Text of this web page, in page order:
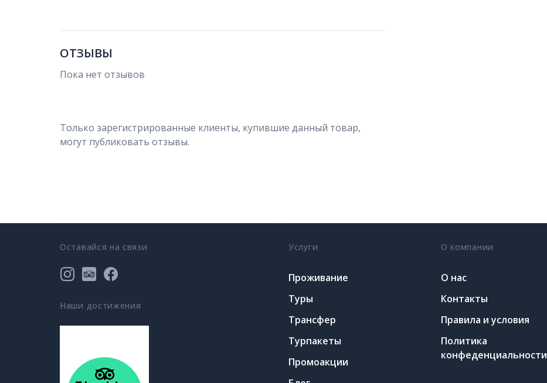
ОТЗЫВЫ
Пока нет отзывов
Только зарегистрированные клиенты, купившие данный товар,
могут публиковать отзывы.
Оставайся на связи
Наши достижения
Услуги
Проживание
Туры
Трансфер
Турпакеты
Промоакции
О компании
О нас
Контакты
Правила и условия
Политика
конфеденциальности